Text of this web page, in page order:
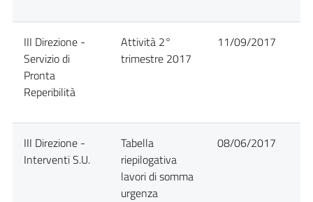
III Direzione -
Servizio di
Pronta
Reperibilità
Attività 2°
trimestre 2017
11/09/2017
III Direzione -
Interventi S.U.
Tabella
riepilogativa
lavori di somma
urgenza
08/06/2017